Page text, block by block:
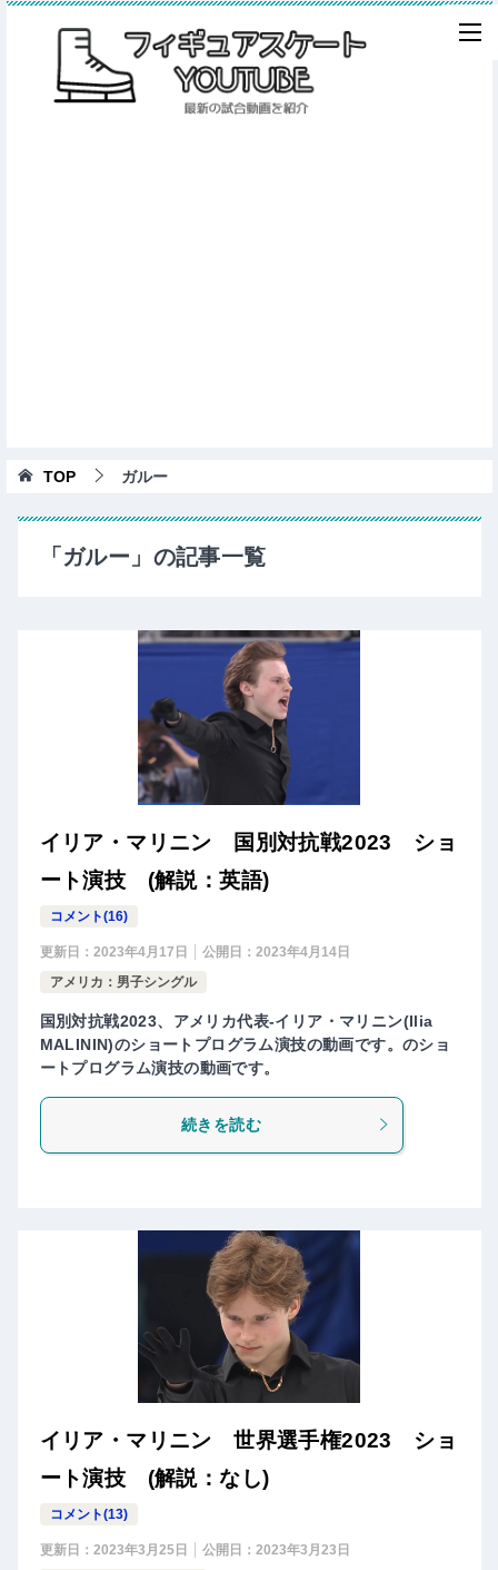
TOP ガルー
「ガルー」の記事一覧
イリア・マリニン 国別対抗戦2023 ショ
ート演技 (解説：英語)
コメント(16)
更新日： 2023年4月17日 公開日： 2023年4月14日
アメリカ：男子シングル
国別対抗戦2023、アメリカ代表-イリア・マリニン(Ilia
MALININ)のショートプログラム演技の動画です。のショ
ートプログラム演技の動画です。
続きを読む
イリア・マリニン 世界選手権2023 ショ
ート演技 (解説：なし)
コメント(13)
更新日： 2023年3月25日 公開日： 2023年3月23日